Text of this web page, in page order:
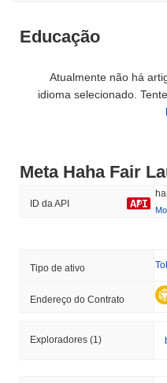
Educação
Atualmente não há
idioma selecionado.
Meta Haha Fair
ID da API
Tipo de ativo
Endereço do Contrato
Exploradores (1)